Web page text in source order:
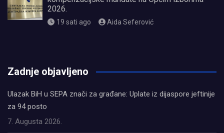
2026.
19 sati ago Aida Seferović
Zadnje objavljeno
Ulazak BiH u SEPA znači za građane: Uplate iz dijaspore jeftinije
za 94 posto
7. Augusta 2026.